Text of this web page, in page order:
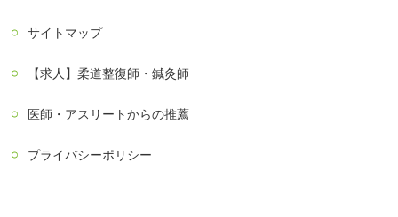
サイトマップ
【求人】柔道整復師・鍼灸師
医師・アスリートからの推薦
プライバシーポリシー